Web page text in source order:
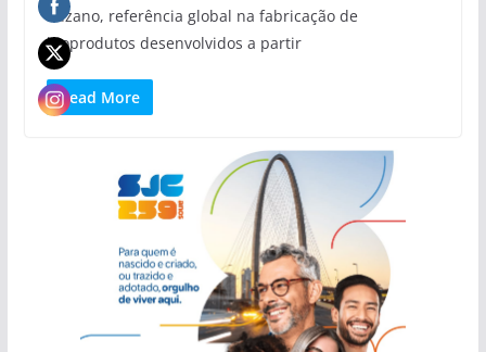
Suzano, referência global na fabricação de
bioprodutos desenvolvidos a partir
Read More